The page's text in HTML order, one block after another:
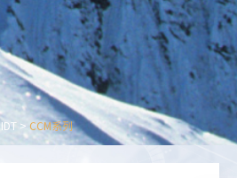
IDT > CCM系列